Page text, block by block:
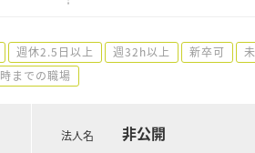
週休2.5日以上 週32h以上 新卒可
までの職場
法人名 非公開